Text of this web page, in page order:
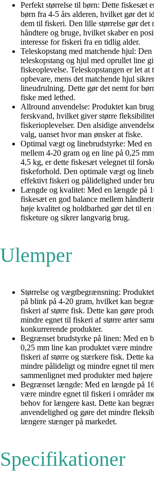
Perfekt størrelse til børn: Dette fiskesæt
børn fra 4-5 års alderen, hvilket gør det
dem til fiskeri. Den lille størrelse gør det
håndtere og bruge, hvilket skaber en
interesse for fiskeri fra en tidlig alder.
Teleskopstang med matchende hjul:
teleskopstang og hjul med oprullet line
fiskeoplevelse. Teleskopstangen er let at
opbevare, mens det matchende hjul
lineudrulning. Dette gør det nemt for
fiske med lethed.
Allround anvendelse: Produktet kan
ferskvand, hvilket giver større
fiskerioplevelser. Den alsidige
valg, uanset hvor man ønsker at fiske.
Optimal vægt og linebrudstyrke: Med
mellem 4-20 gram og en line på 0,25
4,5 kg, er dette fiskesæt velegnet til
fiskeforhold. Den optimale vægt og
effektivt fiskeri og pålidelighed under
Længde og kvalitet: Med en længde på
fiskesæt en god balance mellem
høje kvalitet og holdbarhed gør det til
fisketure og sikrer langvarig brug.
Ulemper
Størrelse og vægtbegrænsning:
på blink på 4-20 gram, hvilket kan
fiskeri af større fisk. Dette kan gøre
mindre egnet til fiskeri af større arter
konkurrerende produkter.
Begrænset brudstyrke på linen: Med en
0,25 mm line kan produktet være
fiskeri af større og stærkere fisk. Dette
mindre pålideligt og mindre egnet til
sammenlignet med produkter med
Begrænset længde: Med en længde på
være mindre egnet til fiskeri i områder
behov for længere kast. Dette kan
anvendelighed og gøre det mindre
længere stænger på markedet.
Specifikationer